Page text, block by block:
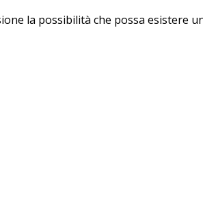
la possibilità che possa esistere